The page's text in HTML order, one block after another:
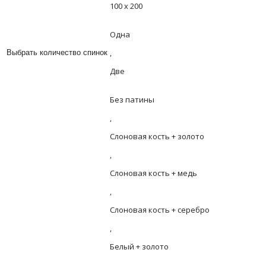
100 х 200
Выбрать количество спинок
Одна
,
Две
Без патины
,
Слоновая кость + золото
,
Слоновая кость + медь
,
Слоновая кость + серебро
,
Белый + золото